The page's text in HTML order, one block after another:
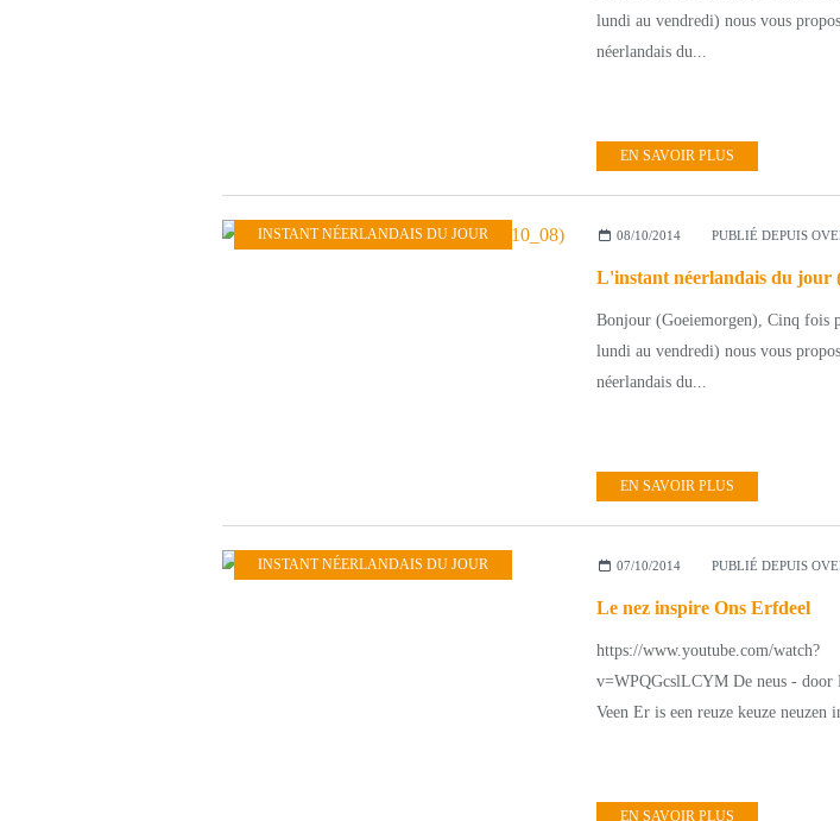
lundi au vendredi) nous vous
néerlandais du...
EN SAVOIR PLUS
INSTANT NÉERLANDAIS DU JOUR 08/10/2014 PUBLIÉ DEPUIS
L'instant néerlandais du jour
Bonjour (Goeiemorgen), Cinq fois
lundi au vendredi) nous vous
néerlandais du...
EN SAVOIR PLUS
INSTANT NÉERLANDAIS DU JOUR 07/10/2014 PUBLIÉ DEPUIS
Le nez inspire Ons Erfdeel
https://www.youtube.com/watch?
v=WPQGcslLCYM De neus - door
Veen Er is een reuze keuze neuzen
EN SAVOIR PLUS